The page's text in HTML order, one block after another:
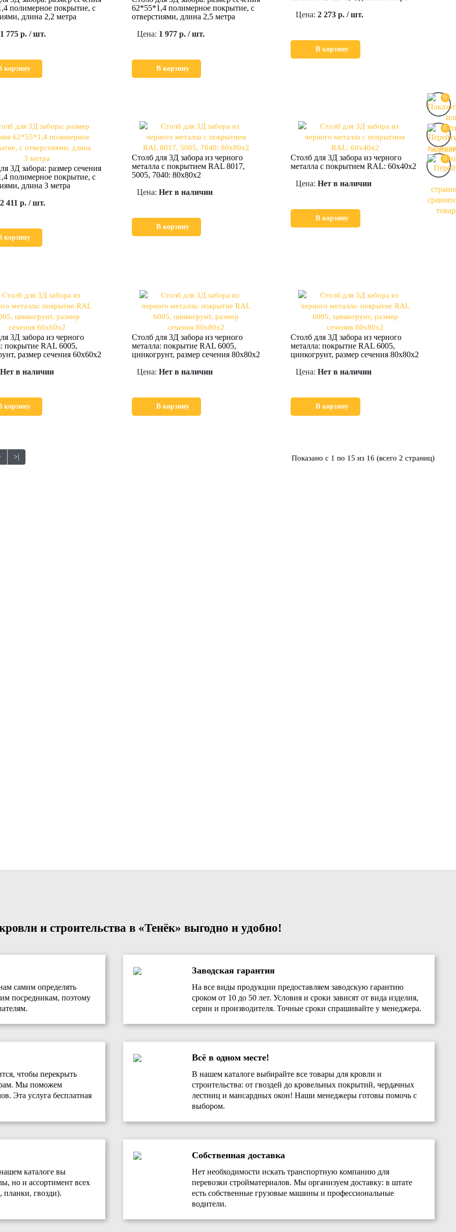
0
0
0
полимерное покрытие, с
длина 2,2 метра
1 775 р. / шт.
корзину
62*55*1,4 полимерное покрытие, с
отверстиями, длина 2,5 метра
Цена: 1 977 р. / шт.
В корзину
Цена:2 273 р. / шт.
В корзину
3Д забора: размер сечения
полимерное покрытие, с
длина 3 метра
2 411 р. / шт.
корзину
Столб для 3Д забора из черного
металла с покрытием RAL 8017,
5005, 7040: 80х80х2
Цена: Нет в наличии
В корзину
Столб для 3Д забора из черного
металла с покрытием RAL: 60х40х2
Цена:Нет в наличии
В корзину
3Д забора из черного
покрытие RAL 6005,
размер сечения 60х60х2
Нет в наличии
корзину
Столб для 3Д забора из черного
металла: покрытие RAL 6005,
цинкогрунт, размер сечения 80х80х2
Цена: Нет в наличии
В корзину
Столб для 3Д забора из черного
металла: покрытие RAL 6005,
цинкогрунт, размер сечения 80х80х2
Цена:Нет в наличии
В корзину
>| Показано с 1 по 15 из 16 (всего 2 страниц)
и строительства в «Тенёк» выгодно и удобно!
самим определять
посредникам, поэтому
Заводская гарантия
На все виды продукции предоставляем заводскую гарантию
сроком от 10 до 50 лет. Условия и сроки зависят от вида изделия,
серии и производителя. Точные сроки спрашивайте у менеджера.
чтобы перекрыть
Мы поможем
Эта услуга бесплатная
Всё в одном месте!
В нашем каталоге выбирайте все товары для кровли и
строительства: от гвоздей до кровельных покрытий, чердачных
лестниц и мансардных окон! Наши менеджеры готовы помочь с
выбором.
каталоге вы
но и ассортимент всех
гвозди).
Собственная доставка
Нет необходимости искать транспортную компанию для
перевозки стройматериалов. Мы организуем доставку: в штате
есть собственные грузовые машины и профессиональные
водители.